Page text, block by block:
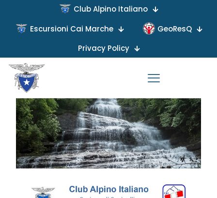
Club Alpino Italiano
Escursioni Cai Marche
GeoResQ
Privacy Policy